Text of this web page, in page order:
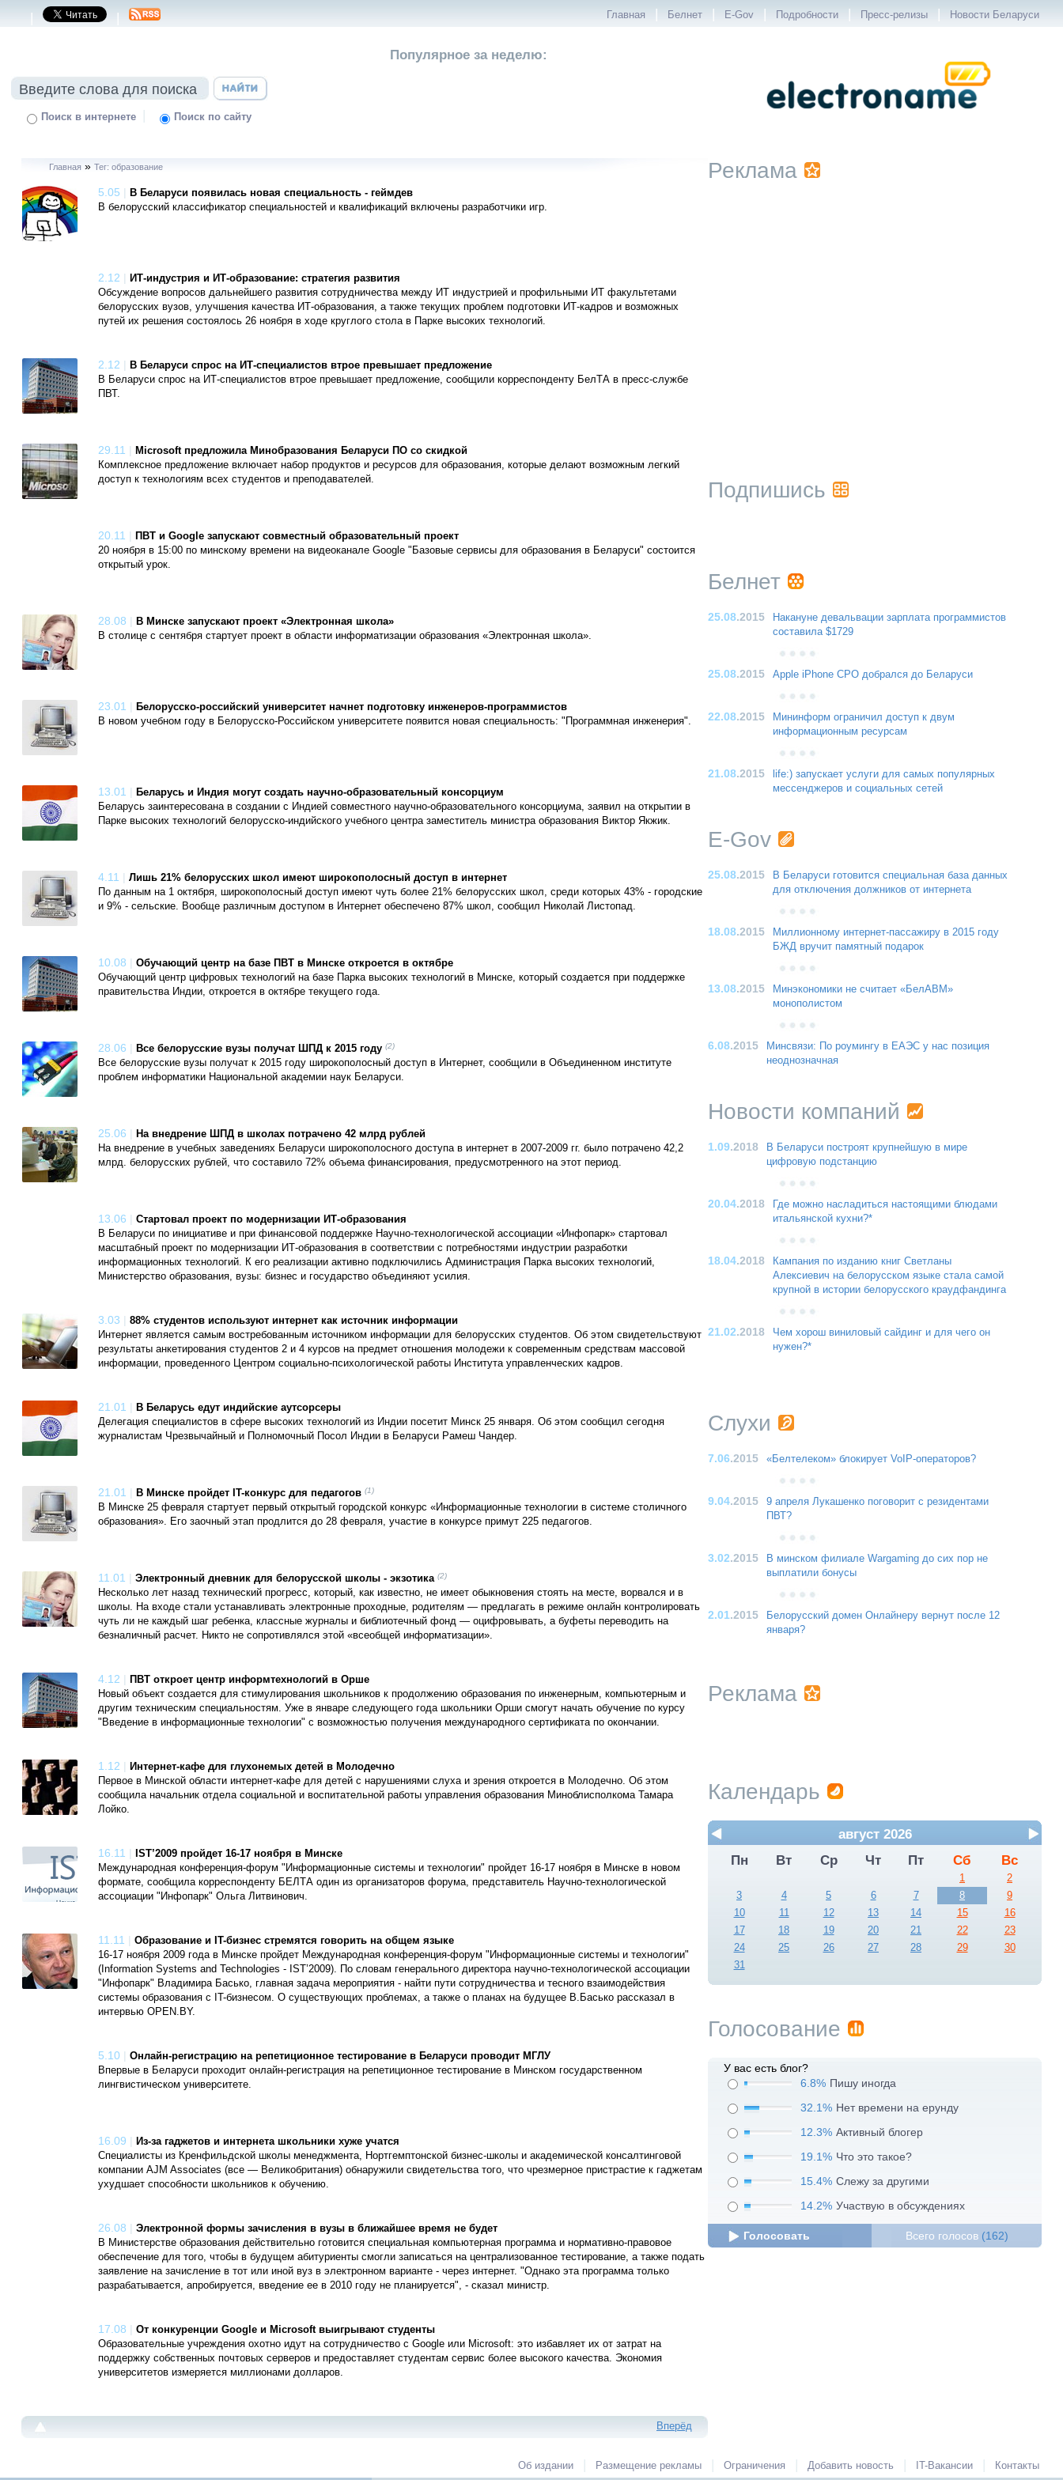
| | Главная | Белнет | E-Gov | Подробности | Пресс-релизы | Новости Беларуси
Поиск в интернете | Поиск по сайту
Популярное за неделю:
Главная » Тег: образование
5.05 | В Беларуси появилась новая специальность - геймдев
В белорусский классификатор специальностей и квалификаций включены разработчики игр.
2.12 | ИТ-индустрия и ИТ-образование: стратегия развития
Обсуждение вопросов дальнейшего развития сотрудничества между ИТ индустрией и профильными ИТ факультетами
белорусских вузов, улучшения качества ИТ-образования, а также текущих проблем подготовки ИТ-кадров и возможных
путей их решения состоялось 26 ноября в ходе круглого стола в Парке высоких технологий.
2.12 | В Беларуси спрос на ИТ-специалистов втрое превышает предложение
В Беларуси спрос на ИТ-специалистов втрое превышает предложение, сообщили корреспонденту БелТА в пресс-службе
ПВТ.
29.11 | Microsoft предложила Минобразования Беларуси ПО со скидкой
Комплексное предложение включает набор продуктов и ресурсов для образования, которые делают возможным легкий
доступ к технологиям всех студентов и преподавателей.
20.11 | ПВТ и Google запускают совместный образовательный проект
20 ноября в 15:00 по минскому времени на видеоканале Google "Базовые сервисы для образования в Беларуси" состоится
открытый урок.
28.08 | В Минске запускают проект «Электронная школа»
В столице с сентября стартует проект в области информатизации образования «Электронная школа».
23.01 | Белорусско-российский университет начнет подготовку инженеров-программистов
В новом учебном году в Белорусско-Российском университете появится новая специальность: "Программная инженерия".
13.01 | Беларусь и Индия могут создать научно-образовательный консорциум
Беларусь заинтересована в создании с Индией совместного научно-образовательного консорциума, заявил на открытии в
Парке высоких технологий белорусско-индийского учебного центра заместитель министра образования Виктор Якжик.
4.11 | Лишь 21% белорусских школ имеют широкополосный доступ в интернет
По данным на 1 октября, широкополосный доступ имеют чуть более 21% белорусских школ, среди которых 43% - городские
и 9% - сельские. Вообще различным доступом в Интернет обеспечено 87% школ, сообщил Николай Листопад.
10.08 | Обучающий центр на базе ПВТ в Минске откроется в октябре
Обучающий центр цифровых технологий на базе Парка высоких технологий в Минске, который создается при поддержке
правительства Индии, откроется в октябре текущего года.
28.06 | Все белорусские вузы получат ШПД к 2015 году (2)
Все белорусские вузы получат к 2015 году широкополосный доступ в Интернет, сообщили в Объединенном институте
проблем информатики Национальной академии наук Беларуси.
25.06 | На внедрение ШПД в школах потрачено 42 млрд рублей
На внедрение в учебных заведениях Беларуси широкополосного доступа в интернет в 2007-2009 гг. было потрачено 42,2
млрд. белорусских рублей, что составило 72% объема финансирования, предусмотренного на этот период.
13.06 | Стартовал проект по модернизации ИТ-образования
В Беларуси по инициативе и при финансовой поддержке Научно-технологической ассоциации «Инфопарк» стартовал
масштабный проект по модернизации ИТ-образования в соответствии с потребностями индустрии разработки
информационных технологий. К его реализации активно подключились Администрация Парка высоких технологий,
Министерство образования, вузы: бизнес и государство объединяют усилия.
3.03 | 88% студентов используют интернет как источник информации
Интернет является самым востребованным источником информации для белорусских студентов. Об этом свидетельствуют
результаты анкетирования студентов 2 и 4 курсов на предмет отношения молодежи к современным средствам массовой
информации, проведенного Центром социально-психологической работы Института управленческих кадров.
21.01 | В Беларусь едут индийские аутсорсеры
Делегация специалистов в сфере высоких технологий из Индии посетит Минск 25 января. Об этом сообщил сегодня
журналистам Чрезвычайный и Полномочный Посол Индии в Беларуси Рамеш Чандер.
21.01 | В Минске пройдет IT-конкурс для педагогов (1)
В Минске 25 февраля стартует первый открытый городской конкурс «Информационные технологии в системе столичного
образования». Его заочный этап продлится до 28 февраля, участие в конкурсе примут 225 педагогов.
11.01 | Электронный дневник для белорусской школы - экзотика (2)
Несколько лет назад технический прогресс, который, как известно, не имеет обыкновения стоять на месте, ворвался и в
школы. На входе стали устанавливать электронные проходные, родителям — предлагать в режиме онлайн контролировать
чуть ли не каждый шаг ребенка, классные журналы и библиотечный фонд — оцифровывать, а буфеты переводить на
безналичный расчет. Никто не сопротивлялся этой «всеобщей информатизации».
4.12 | ПВТ откроет центр информтехнологий в Орше
Новый объект создается для стимулирования школьников к продолжению образования по инженерным, компьютерным и
другим техническим специальностям. Уже в январе следующего года школьники Орши смогут начать обучение по курсу
"Введение в информационные технологии" с возможностью получения международного сертификата по окончании.
1.12 | Интернет-кафе для глухонемых детей в Молодечно
Первое в Минской области интернет-кафе для детей с нарушениями слуха и зрения откроется в Молодечно. Об этом
сообщила начальник отдела социальной и воспитательной работы управления образования Миноблисполкома Тамара
Лойко.
16.11 |
IST’2009 пройдет 16-17 ноября в Минске
Международная конференция-форум "Информационные системы и технологии" пройдет 16-17 ноября в Минске в новом
формате, сообщила корреспонденту БЕЛТА один из организаторов форума, представитель Научно-технологической
ассоциации "Инфопарк" Ольга Литвинович.
11.11 | Образование и IT-бизнес стремятся говорить на общем языке
16-17 ноября 2009 года в Минске пройдет Международная конференция-форум "Информационные системы и технологии"
(Information Systems and Technologies - IST’2009). По словам генерального директора научно-технологической ассоциации
"Инфопарк" Владимира Басько, главная задача мероприятия - найти пути сотрудничества и тесного взаимодействия
системы образования c IT-бизнесом. О существующих проблемах, а также о планах на будущее В.Басько рассказал в
интервью OPEN.BY.
5.10 | Онлайн-регистрацию на репетиционное тестирование в Беларуси проводит МГЛУ
Впервые в Беларуси проходит онлайн-регистрация на репетиционное тестирование в Минском государственном
лингвистическом университете.
16.09 | Из-за гаджетов и интернета школьники хуже учатся
Специалисты из Кренфильдской школы менеджмента, Нортгемптонской бизнес-школы и академической консалтинговой
компании AJM Associates (все — Великобритания) обнаружили свидетельства того, что чрезмерное пристрастие к гаджетам
ухудшает способности школьников к обучению.
26.08 | Электронной формы зачисления в вузы в ближайшее время не будет
В Министерстве образования действительно готовится специальная компьютерная программа и нормативно-правовое
обеспечение для того, чтобы в будущем абитуриенты смогли записаться на централизованное тестирование, а также подать
заявление на зачисление в тот или иной вуз в электронном варианте - через интернет. "Однако эта программа только
разрабатывается, апробируется, введение ее в 2010 году не планируется", - сказал министр.
17.08 | От конкуренции Google и Microsoft выигрывают студенты
Образовательные учреждения охотно идут на сотрудничество с Google или Microsoft: это избавляет их от затрат на
поддержку собственных почтовых серверов и предоставляет студентам сервис более высокого качества. Экономия
университетов измеряется миллионами долларов.
Вперёд
Реклама
Подпишись
Белнет
25.08.2015
Накануне девальвации зарплата программистов
составила $1729
25.08.2015 Apple iPhone CPO добрался до Беларуси
22.08.2015
Мининформ ограничил доступ к двум
информационным ресурсам
21.08.2015
life:) запускает услуги для самых популярных
мессенджеров и социальных сетей
E-Gov
25.08.2015
В Беларуси готовится специальная база данных
для отключения должников от интернета
18.08.2015
Миллионному интернет-пассажиру в 2015 году
БЖД вручит памятный подарок
13.08.2015
Минэкономики не считает «БелАВМ»
монополистом
6.08.2015
Минсвязи: По роумингу в ЕАЭС у нас позиция
неоднозначная
Новости компаний
1.09.2018
В Беларуси построят крупнейшую в мире
цифровую подстанцию
20.04.2018
Где можно насладиться настоящими блюдами
итальянской кухни?*
18.04.2018
Кампания по изданию книг Светланы
Алексиевич на белорусском языке стала самой
крупной в истории белорусского краудфандинга
21.02.2018
Чем хорош виниловый сайдинг и для чего он
нужен?*
Слухи
7.06.2015 «Белтелеком» блокирует VoIP-операторов?
9.04.2015
9 апреля Лукашенко поговорит с резидентами
ПВТ?
3.02.2015
В минском филиале Wargaming до сих пор не
выплатили бонусы
2.01.2015
Белорусский домен Онлайнеру вернут после 12
января?
Реклама
Календарь
август 2026
Пн
Вт Ср Чт Пт Сб Вс
1
2
3
4 5 6 7 8
9
10
11 12 13 14 15
16
17
18 19 20 21 22
23
24
25 26 27 28 29
30
31
Голосование
У вас есть блог?
6.8% Пишу иногда
32.1% Нет времени на ерунду
12.3% Активный блогер
19.1% Что это такое?
15.4% Слежу за другими
14.2% Участвую в обсуждениях
Голосовать Всего голосов (162)
Об издании | Размещение рекламы | Ограничения | Добавить новость | IT-Вакансии | Контакты